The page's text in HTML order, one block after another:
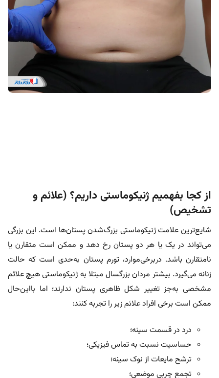
از کجا بفهمیم ژنیکوماستی داریم؟ (علائم و
تشخیص)
شایع‌ترین علامت ژنیکوماستی بزرگ‌شدن پستان‌ها است. این بزرگی
می‌تواند در یک یا هر دو پستان رخ دهد و ممکن است متقارن یا
نامتقارن باشد. دربرخی‌موارد، تورم پستان به‌حدی است که حالت
زنانه می‌گیرد. بیشتر مردان بزرگسال مبتلا به ژنیکوماستی هیچ علائم
مشخصی به‌جز تغییر شکل ظاهری پستان ندارند؛ اما بااین‌حال
ممکن است برخی افراد علائم زیر را تجربه کنند:
درد در قسمت سینه؛
حساسیت نسبت به تماس فیزیکی؛
ترشح مایعات از نوک سینه؛
تجمع چربی موضعی؛